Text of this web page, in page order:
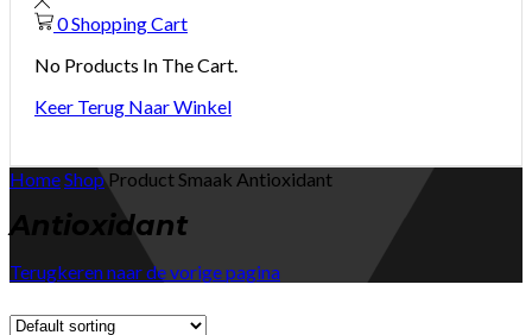
0Shopping Cart
No Products In The Cart.
Keer Terug Naar Winkel
HomeShop Product Smaak Antioxidant
Antioxidant
Terugkeren naar de vorige pagina